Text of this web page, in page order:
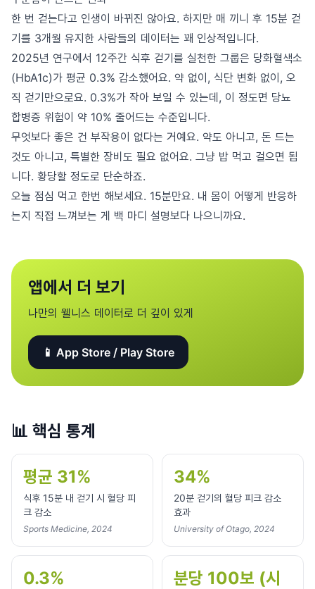
한 번 걷는다고 인생이 바뀌진 않아요. 하지만 매 끼니 후 15분 걷
기를 3개월 유지한 사람들의 데이터는 꽤 인상적입니다.
2025년 연구에서 12주간 식후 걷기를 실천한 그룹은 당화혈색소
(HbA1c)가 평균 0.3% 감소했어요. 약 없이, 식단 변화 없이, 오
직 걷기만으로요. 0.3%가 작아 보일 수 있는데, 이 정도면 당뇨
합병증 위험이 약 10% 줄어드는 수준입니다.
무엇보다 좋은 건 부작용이 없다는 거예요. 약도 아니고, 돈 드는
것도 아니고, 특별한 장비도 필요 없어요. 그냥 밥 먹고 걸으면 됩
니다. 황당할 정도로 단순하죠.
오늘 점심 먹고 한번 해보세요. 15분만요. 내 몸이 어떻게 반응하
는지 직접 느껴보는 게 백 마디 설명보다 나으니까요.
앱에서 더 보기
나만의 웰니스 데이터로 더 깊이 있게
📱 App Store / Play Store
📊 핵심 통계
평균 31%
식후 15분 내 걷기 시 혈당 피
크 감소
Sports Medicine, 2024
34%
20분 걷기의 혈당 피크 감소
효과
University of Otago, 2024
0.3%
분당 100보 (시